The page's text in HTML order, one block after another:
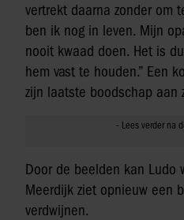
vertrekt daarna zonder om
ben ik nog in leven. Mijn
nooit kwaad doen. Het is
hem vast te houden.” Een
zijn laatste boodschap aan
Door de beelden kan Ludo
Meerdijk ziet opnieuw een
verdwijnen.